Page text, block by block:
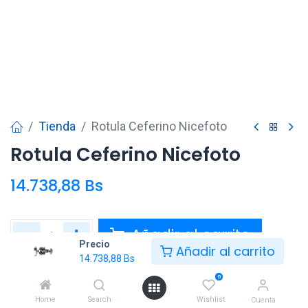
Precio
14.738,88 Bs Añadir al carrito
Home Search
0
Wishlist Cuenta
Tienda Rotula Ceferino Nicefoto
Rotula Ceferino Nicefoto
14.738,88 Bs
Añadir al carrito
Agregar a la lista de deseos